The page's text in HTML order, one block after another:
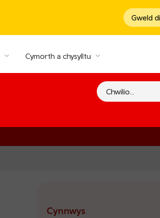
Gweld
Cymorth a chysylltu
Chwilio
Cynnwys